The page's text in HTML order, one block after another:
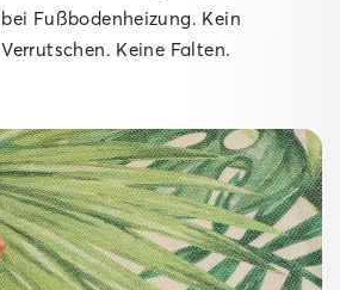
bei Fußbodenheizung. Kein
Verrutschen. Keine Falten.